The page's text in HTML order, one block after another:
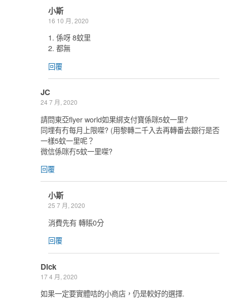
小斯
16 10 月, 2020
1. 係呀 8蚊里
2. 都無
回覆
JC
24 7 月, 2020
請問東亞flyer world如果綁支付寶係咪5蚊一里?
同埋有冇每月上限㗎? (用黎轉二千入去再轉番去銀行是否
一樣5蚊一里呢？
微信係咪冇5蚊一里㗎?
回覆
小斯
25 7 月, 2020
消費先有 轉賬0分
回覆
Dick
17 4 月, 2020
如果一定要實體咭的小商店，仍是較好的選擇.